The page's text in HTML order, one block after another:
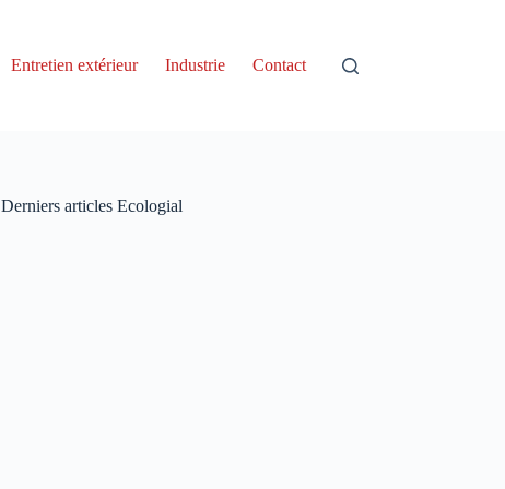
Entretien extérieur Industrie Contact
Derniers articles Ecologial